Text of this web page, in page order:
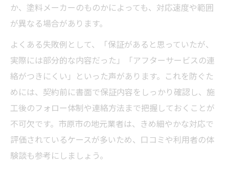
影響
屋根塗装のメーカー保証と施工保証の違い
を解説
屋根塗装保証のトラブル事例から学ぶ選び
方
市原市で納得の屋根塗装を選ぶ秘訣を紹介
市原市の気候に合う屋根塗装保証の選び方
のコツ
屋根塗装で市原市の補助金制度を上手に活
用する方法
か、塗料メーカーのものかによっても、対応速度や範囲
が異なる場合があります。
よくある失敗例として、「保証があると思っていたが、
実際には部分的な内容だった」「アフターサービスの連
絡がつきにくい」といった声があります。これを防ぐた
めには、契約前に書面で保証内容をしっかり確認し、施
工後のフォロー体制や連絡方法まで把握しておくことが
不可欠です。市原市の地元業者は、きめ細やかな対応で
評価されているケースが多いため、口コミや利用者の体
験談も参考にしましょう。